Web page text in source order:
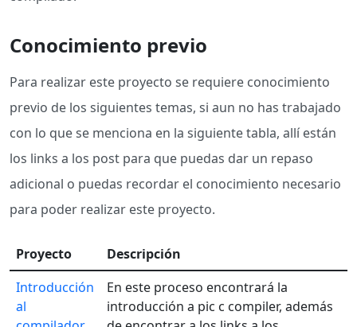
Conocimiento previo
Para realizar este proyecto se requiere conocimiento
previo de los siguientes temas, si aun no has trabajado
con lo que se menciona en la siguiente tabla, allí están
los links a los post para que puedas dar un repaso
adicional o puedas recordar el conocimiento necesario
para poder realizar este proyecto.
Proyecto
Descripción
Introducción
al
En este proceso encontrará la
introducción a pic c compiler, además